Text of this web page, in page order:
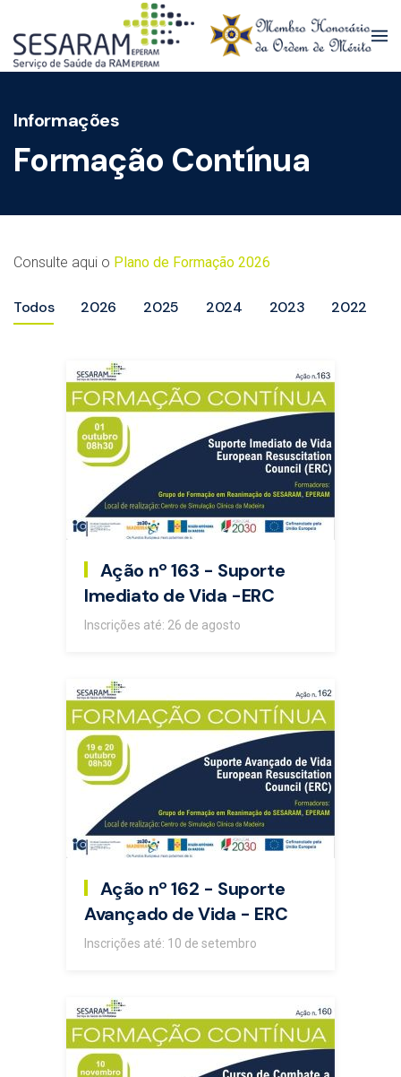
Skip to main content
Informações
Formação Contínua
Consulte aqui o Plano de Formação 2026
Todos 2026 2025 2024 2023 2022
Ação nº 163 - Suporte
Imediato de Vida -ERC
Inscrições até: 26 de agosto
Ação nº 162 - Suporte
Avançado de Vida - ERC
Inscrições até: 10 de setembro